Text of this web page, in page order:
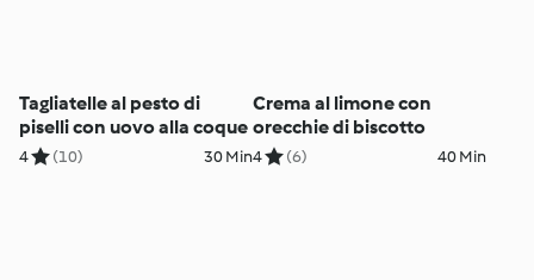
Tagliatelle al pesto di
piselli con uovo alla coque
4 (10) 30 Min
Crema al limone con
orecchie di biscotto
4 (6) 40 Min